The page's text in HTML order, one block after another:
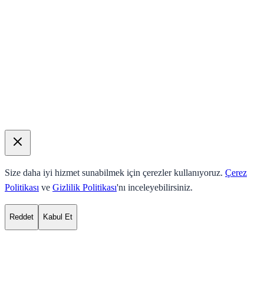
Size daha iyi hizmet sunabilmek için çerezler kullanıyoruz. Çerez
Politikası ve Gizlilik Politikası'nı inceleyebilirsiniz.
Reddet Kabul Et